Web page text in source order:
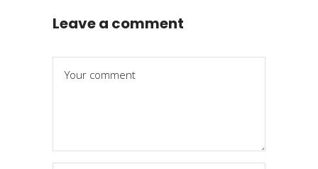
Leave a comment